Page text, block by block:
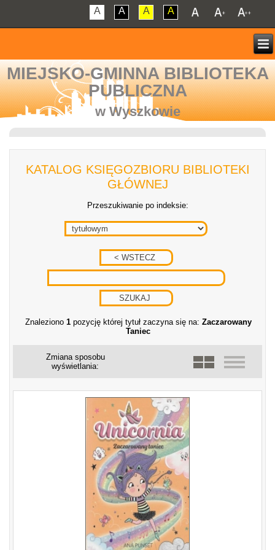
A A A A
MIEJSKO-GMINNA BIBLIOTEKA
PUBLICZNA
w Wyszkowie
KATALOG KSIĘGOZBIORU BIBLIOTEKI
GŁÓWNEJ
Przeszukiwanie po indeksie:
Znaleziono 1pozycję której tytuł zaczyna się na: Zaczarowany
Taniec
Zmiana sposobu
wyświetlania: